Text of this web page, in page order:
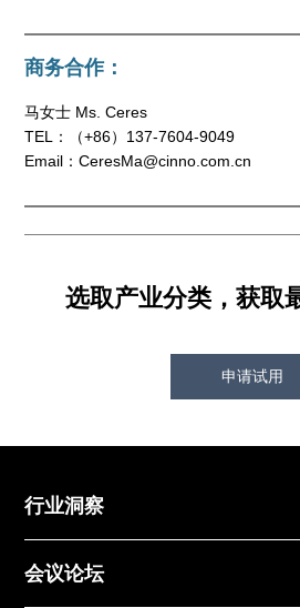
商务合作：
马女士 Ms. Ceres
TEL：（+86）137-7604-9049
Email：CeresMa@cinno.com.cn
选取产业分类，获取
申请试用
行业洞察
会议论坛